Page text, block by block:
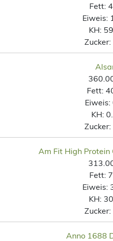
Fett:
Eiweis:
KH:
Zucker:
Fett:
Eiweis:
KH:
Zucker:
Am Fit High
Fett:
Eiweis:
KH:
Zucker:
Anno 1688